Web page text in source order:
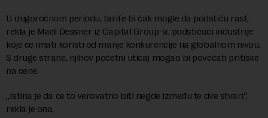
U dugoročnom periodu, tarife bi čak mogle da podstiču rast,
rekla je Madi Dessner iz Capital Group-a, podstičući industrije
koje će imati koristi od manje konkurencije na globalnom nivou.
S druge strane, njihov početni uticaj mogao bi povećati pritiske
na cene.
„Istina je da će to verovatno biti negde između te dve stvari“,
rekla je ona,